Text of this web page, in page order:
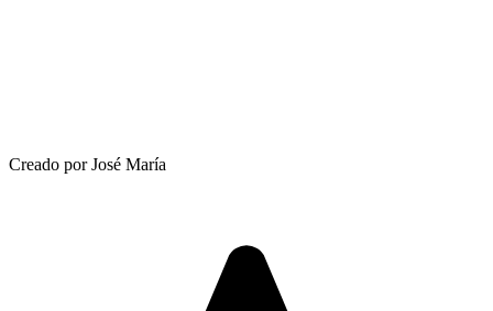
Creado por José María